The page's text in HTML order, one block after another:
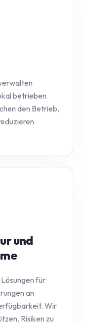
betrieben
den Betrieb,
und
für
an
Wir
Risiken zu